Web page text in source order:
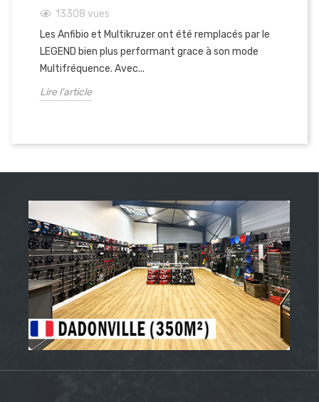
13308 vues
Les Anfibio et Multikruzer ont été remplacés par le
LEGEND bien plus performant grace à son mode
Multifréquence. Avec...
Lire l'article